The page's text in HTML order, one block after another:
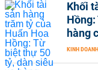
Khối
hàng
KINH DOANH